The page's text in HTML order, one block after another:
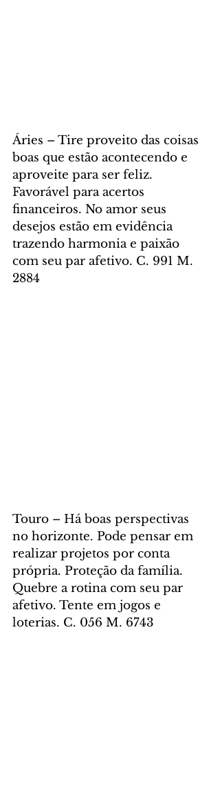
Áries – Tire proveito das coisas
boas que estão acontecendo e
aproveite para ser feliz.
Favorável para acertos
financeiros. No amor seus
desejos estão em evidência
trazendo harmonia e paixão
com seu par afetivo. C. 991 M.
2884
Touro – Há boas perspectivas
no horizonte. Pode pensar em
realizar projetos por conta
própria. Proteção da família.
Quebre a rotina com seu par
afetivo. Tente em jogos e
loterias. C. 056 M. 6743